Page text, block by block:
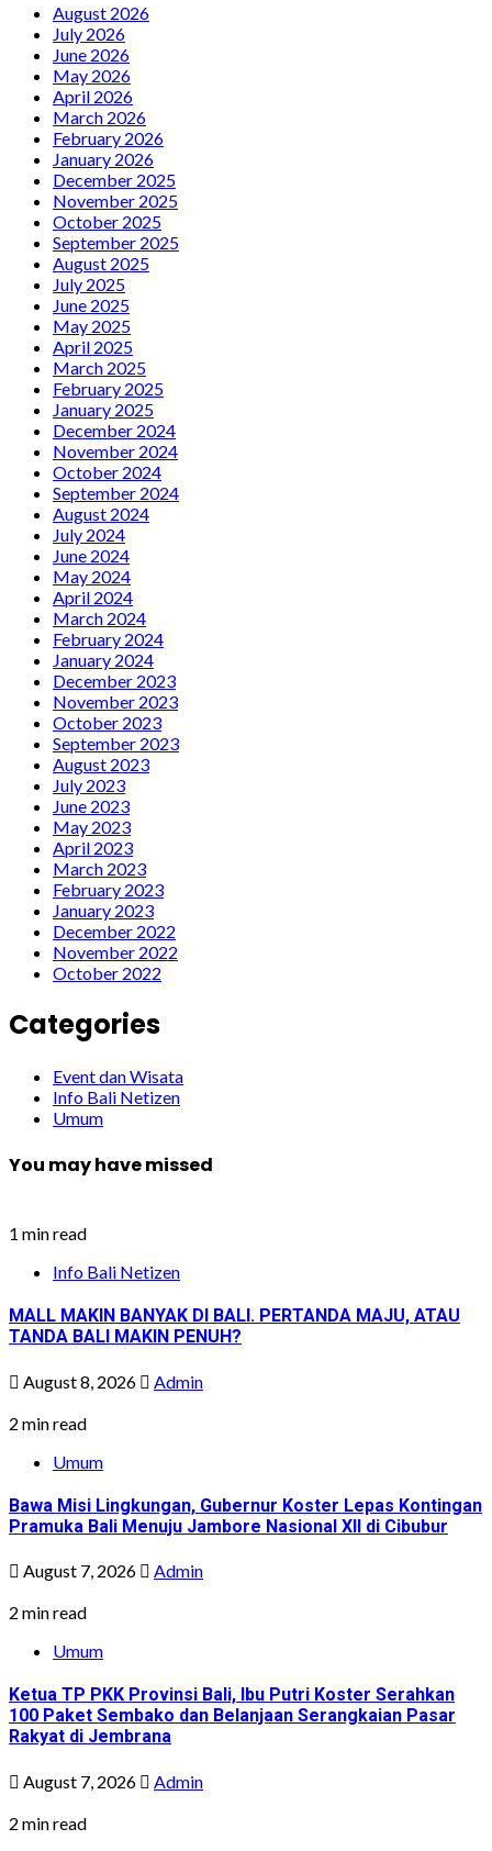
August 2026
July 2026
June 2026
May 2026
April 2026
March 2026
February 2026
January 2026
December 2025
November 2025
October 2025
September 2025
August 2025
July 2025
June 2025
May 2025
April 2025
March 2025
February 2025
January 2025
December 2024
November 2024
October 2024
September 2024
August 2024
July 2024
June 2024
May 2024
April 2024
March 2024
February 2024
January 2024
December 2023
November 2023
October 2023
September 2023
August 2023
July 2023
June 2023
May 2023
April 2023
March 2023
February 2023
January 2023
December 2022
November 2022
October 2022
Categories
Event dan Wisata
Info Bali Netizen
Umum
You may have missed
1 min read
Info Bali Netizen
MALL MAKIN BANYAK DI BALI. PERTANDA MAJU, ATAU
TANDA BALI MAKIN PENUH?
August 8, 2026
Admin
2 min read
Umum
Bawa Misi Lingkungan, Gubernur Koster Lepas Kontingan
Pramuka Bali Menuju Jambore Nasional XII di Cibubur
August 7, 2026
Admin
2 min read
Umum
Ketua TP PKK Provinsi Bali, Ibu Putri Koster Serahkan
100 Paket Sembako dan Belanjaan Serangkaian Pasar
Rakyat di Jembrana
August 7, 2026
Admin
2 min read